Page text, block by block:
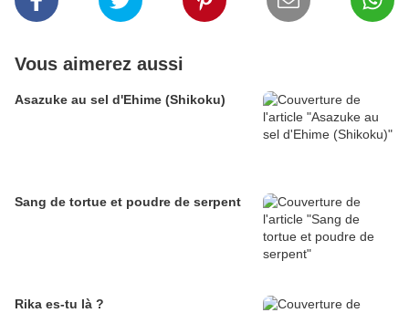
Vous aimerez aussi
Asazuke au sel d'Ehime (Shikoku)
Sang de tortue et poudre de serpent
Rika es-tu là ?